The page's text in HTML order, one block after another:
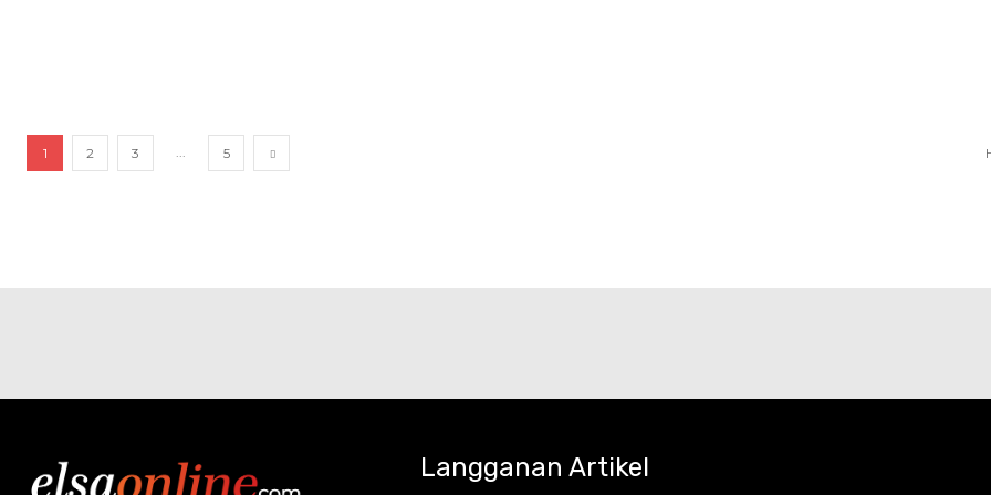
1 2 3 ... 5
Langganan Artikel